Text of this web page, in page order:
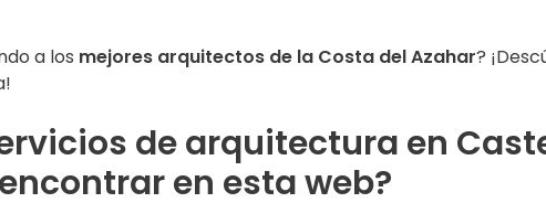
a los mejores arquitectos de la Costa del Azahar?
de arquitectura en
en esta web?